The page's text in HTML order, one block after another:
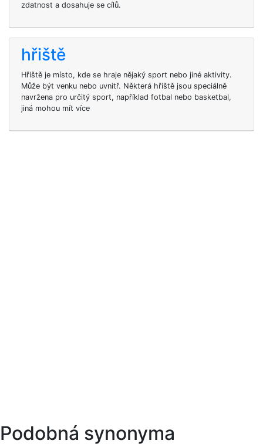
zdatnost a dosahuje se cílů.
hřiště
Hřiště je místo, kde se hraje nějaký sport nebo jiné aktivity.
Může být venku nebo uvnitř. Některá hřiště jsou speciálně
navržena pro určitý sport, například fotbal nebo basketbal,
jiná mohou mít více
Podobná synonyma